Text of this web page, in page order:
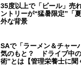
35度以上で「ビール」売
ントリーが“猛暑限定”「
外な背景
SAで「ラーメン＆チャー
気のもと？ ドライブ中
術”とは【管理栄養士に聞